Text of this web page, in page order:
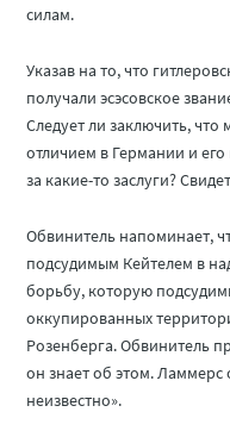
силам.
Указав на то, что
получали эсэсовское
Следует ли заключить,
отличием в Германии и
за какие-то заслуги?
Обвинитель напоминает,
подсудимым Кейтелем в
борьбу, которую
оккупированных
Розенберга. Обвинитель
он знает об этом. Ламмерс
неизвестно».